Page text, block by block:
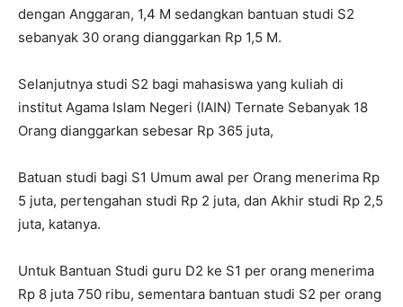
dengan Anggaran, 1,4 M sedangkan bantuan studi S2
sebanyak 30 orang dianggarkan Rp 1,5 M.
Selanjutnya studi S2 bagi mahasiswa yang kuliah di
institut Agama Islam Negeri (IAIN) Ternate Sebanyak 18
Orang dianggarkan sebesar Rp 365 juta,
Batuan studi bagi S1 Umum awal per Orang menerima Rp
5 juta, pertengahan studi Rp 2 juta, dan Akhir studi Rp 2,5
juta, katanya.
Untuk Bantuan Studi guru D2 ke S1 per orang menerima
Rp 8 juta 750 ribu, sementara bantuan studi S2 per orang